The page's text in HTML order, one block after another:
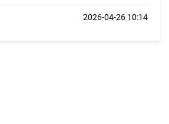
2026-04-26 10:14